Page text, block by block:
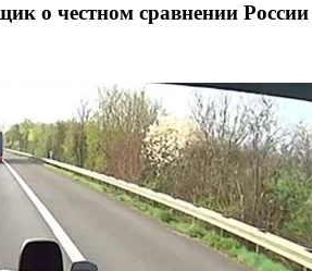
о честном сравнении